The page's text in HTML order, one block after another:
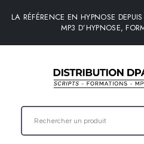
LA RÉFÉRENCE EN HYPNOSE
MP3 D’HYPNOSE,